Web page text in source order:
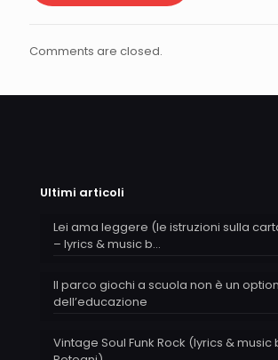
Comments are closed.
Ultimi articoli
Lei ama leggere (le istruzioni sulla
– lyrics & music b…
Il parco giochi a scuola non è un
dell’educazione
Vintage Soul Funk Rock (lyrics & music